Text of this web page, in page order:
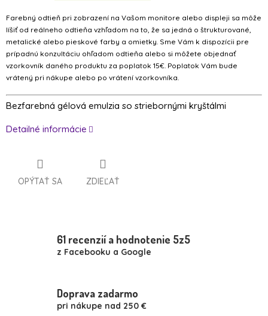
Farebný odtieň pri zobrazení na Vašom monitore alebo displeji sa môže
líšiť od reálneho odtieňa vzhľadom na to, že sa jedná o štrukturované,
metalické alebo pieskové farby a omietky. Sme Vám k dispozícii pre
prípadnú konzultáciu ohľadom odtieňa alebo si môžete objednať
vzorkovník daného produktu za poplatok 15€. Poplatok Vám bude
vrátený pri nákupe alebo po vrátení vzorkovníka.
Bezfarebná gélová emulzia so striebornými kryštálmi
Detailné informácie
OPÝTAŤ SA ZDIEĽAŤ
61 recenzií a hodnotenie 5z5
z Facebooku a Google
Doprava zadarmo
pri nákupe nad 250 €